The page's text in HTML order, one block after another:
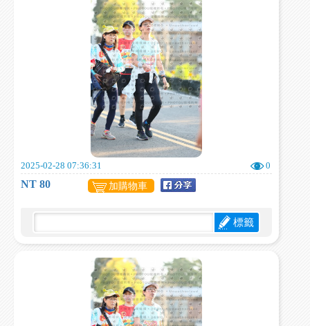
2025-02-28 07:36:31 0
NT 80 加購物車
標籤